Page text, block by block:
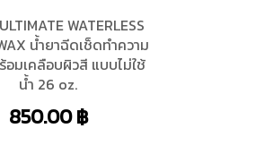
WATERLESS
น้ำยาฉีดเช็ดทำความ
อมเคลือบผิวสี แบบไม่ใช้
น้ำ 26 oz.
850.00฿